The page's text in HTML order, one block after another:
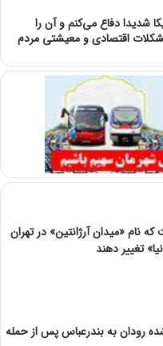
شدیدا دفاع می‌کنم و آن را
اقتصادی و معیشتی مردم
نام «میدان آرژانتین» در تهران
تغییر دهند
رودان به بندرعباس پس از حمله